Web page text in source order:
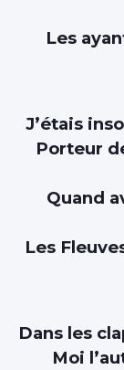
Les
J’étais
Porteur
Quand
Les
Dans les
Moi